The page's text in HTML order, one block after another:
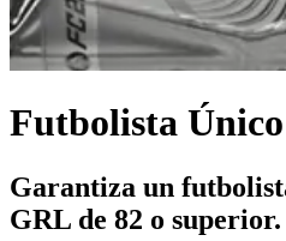
Futbolista
Garantiza un
GRL de 82 o superior.